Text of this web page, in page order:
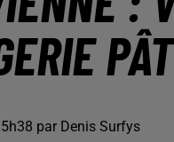
par Denis Surfys